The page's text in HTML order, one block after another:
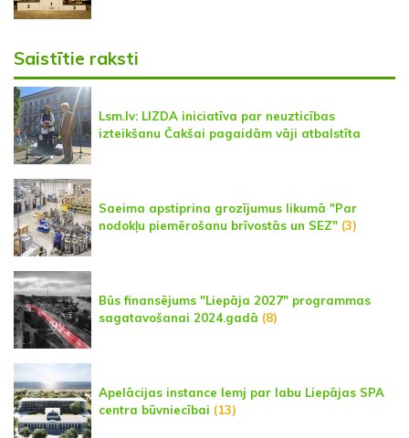
Saistītie raksti
Lsm.lv: LIZDA iniciatīva par neuzticības
izteikšanu Čakšai pagaidām vāji atbalstīta
Saeima apstiprina grozījumus likumā "Par
nodokļu piemērošanu brīvostās un SEZ" (3)
Būs finansējums "Liepāja 2027" programmas
sagatavošanai 2024.gadā (8)
Apelācijas instance lemj par labu Liepājas SPA
centra būvniecībai (13)